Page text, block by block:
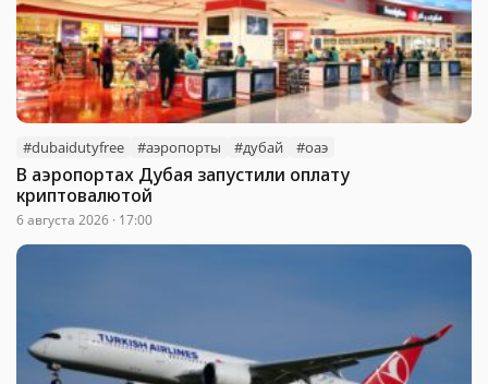
#dubaidutyfree #аэропорты #дубай #оаэ
В аэропортах Дубая запустили оплату
криптовалютой
6 августа 2026 · 17:00